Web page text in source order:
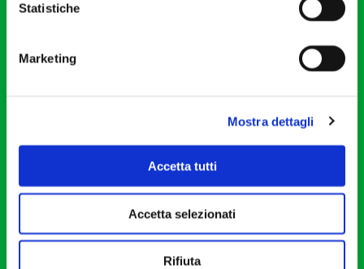
Statistiche
Marketing
Mostra dettagli
Accetta tutti
Accetta selezionati
Rifiuta
Cod. Fisc. 80078650159
Orchestra I Pomeriggi Musicali
Direttore Artistico
Professori d’Orchestra